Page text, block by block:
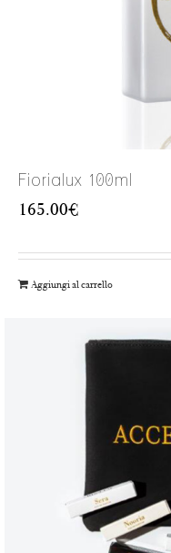
Fiorialux 100ml
165.00€
Aggiungi al carrello